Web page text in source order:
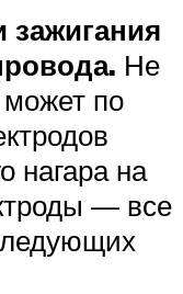
зажигания
Не
по
нагара на
— все